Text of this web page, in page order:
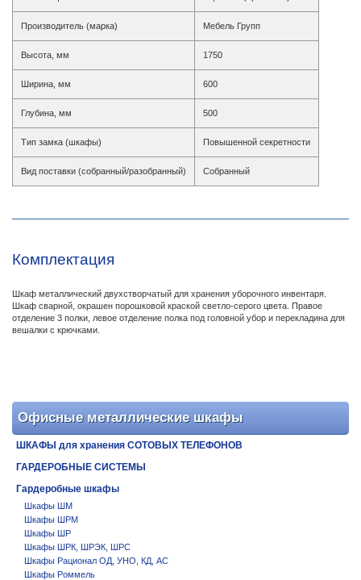
Офисные металлические шкафы
ШКАФЫ для хранения СОТОВЫХ ТЕЛЕФОНОВ
ГАРДЕРОБНЫЕ СИСТЕМЫ
Гардеробные шкафы
Шкафы ШМ
Шкафы ШРМ
Шкафы ШР
Шкафы ШРК, ШРЭК, ШРС
Шкафы Рационал ОД, УНО, КД, АС
Шкафы Роммель
Производитель (марка) Мебель Групп
Высота, мм 1750
Ширина, мм 600
Глубина, мм 500
Тип замка (шкафы) Повышенной секретности
Вид поставки (собранный/разобранный) Собранный
Комплектация
Шкаф металлический двухстворчатый для хранения уборочного инвентаря.
Шкаф сварной, окрашен порошковой краской светло-серого цвета. Правое
отделение 3 полки, левое отделение полка под головной убор и перекладина для
вешалки с крючками.